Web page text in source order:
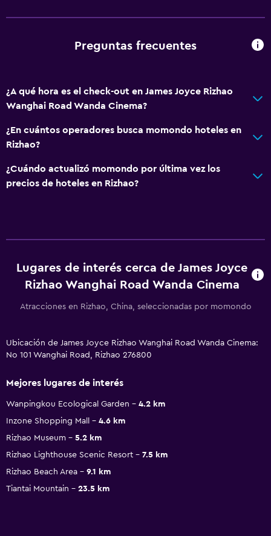
Preguntas frecuentes
¿A qué hora es el check-out en James Joyce Rizhao
Wanghai Road Wanda Cinema?
¿En cuántos operadores busca momondo hoteles en
Rizhao?
¿Cuándo actualizó momondo por última vez los
precios de hoteles en Rizhao?
Lugares de interés cerca de James Joyce
Rizhao Wanghai Road Wanda Cinema
Atracciones en Rizhao, China, seleccionadas por momondo
Ubicación de James Joyce Rizhao Wanghai Road Wanda Cinema:
No 101 Wanghai Road, Rizhao 276800
Mejores lugares de interés
Wanpingkou Ecological Garden
4.2 km
Inzone Shopping Mall
4.6 km
Rizhao Museum
5.2 km
Rizhao Lighthouse Scenic Resort
7.5 km
Rizhao Beach Area
9.1 km
Tiantai Mountain
23.5 km